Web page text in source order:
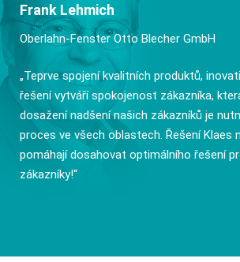
Frank Lehmich
Oberlahn-Fenster Otto Blecher GmbH
„Teprve spojení kvalitních produktů,
řešení vytváří spokojenost zákazníka,
dosažení nadšení našich zákazníků je
proces ve všech oblastech. Řešení Klaes
pomáhají dosahovat optimálního řešení
zákazníky!“